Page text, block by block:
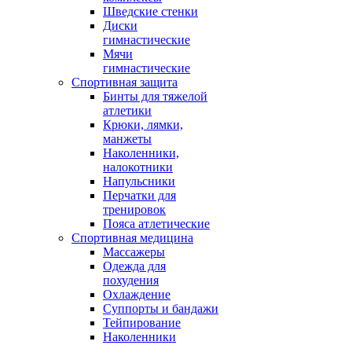
Шведские стенки
Диски
гимнастические
Мячи
гимнастические
Спортивная защита
Бинты для тяжелой
атлетики
Крюки, лямки,
манжеты
Наколенники,
налокотники
Напульсники
Перчатки для
тренировок
Пояса атлетические
Спортивная медицина
Массажеры
Одежда для
похудения
Охлаждение
Суппорты и бандажи
Тейпирование
Наколенники